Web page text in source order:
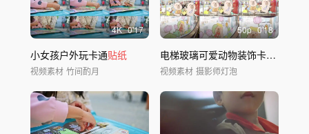
4K 0'17
小女孩户外玩卡通贴纸
视频素材 竹间酌月
50p 0'18
电梯玻璃可爱动物装饰卡皮吧啦
视频素材 摄影师灯泡